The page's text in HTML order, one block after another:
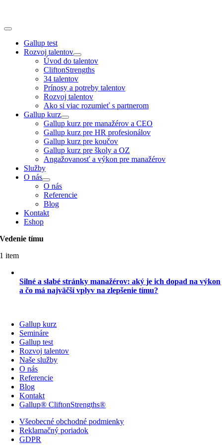
content
Toggle
NavigationGallup test
Rozvoj talentov
Úvod do talentov
CliftonStrengths
34 talentov
Prínosy a potreby talentov
Rozvoj talentov
Ako si viac rozumieť s partnerom
Gallup kurz
Gallup kurz pre manažérov a CEO
Gallup kurz pre HR profesionálov
Gallup kurz pre koučov
Gallup kurz pre školy a OZ
Angažovanosť a výkon pre manažérov
Služby
O nás
O nás
Referencie
Blog
Kontakt
Eshop
Vedenie tímu
1 item
Silné a slabé stránky manažérov: aký je ich dopad na výkon
a čo má najväčší vplyv na zlepšenie tímu?
Gallup kurz
Semináre
Gallup test
Rozvoj talentov
Naše služby
O nás
Referencie
Blog
Kontakt
Gallup® CliftonStrengths®
Všeobecné obchodné podmienky
Reklamačný poriadok
GDPR